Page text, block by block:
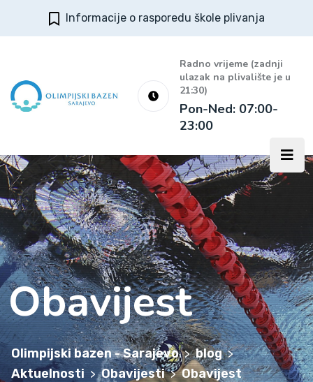
Informacije o rasporedu škole plivanja
Radno vrijeme (zadnji
ulazak na plivalište je u
21:30)
Pon-Ned: 07:00-
23:00
Obavijest
Olimpijski bazen - Sarajevo > blog >
Aktuelnosti > Obavijesti > Obavijest